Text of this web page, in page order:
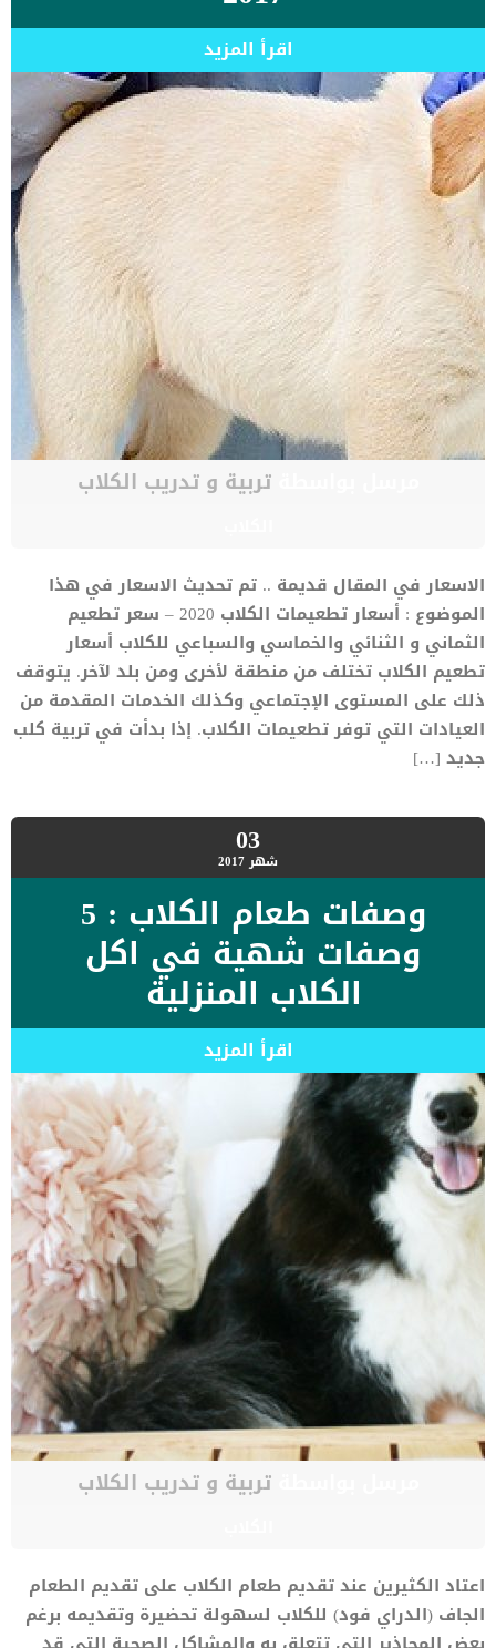
اقرأ المزيد
مرسل بواسطةتربية و تدريب الكلاب
الاسعار في المقال قديمة .. تم تحديث الاسعار في هذا
الموضوع : أسعار تطعيمات الكلاب 2020 – سعر تطعيم
الثماني و الثنائي والخماسي والسباعي للكلاب أسعار
تطعيم الكلاب تختلف من منطقة لأخرى ومن بلد لآخر. يتوقف
ذلك على المستوى الإجتماعي وكذلك الخدمات المقدمة من
العيادات التي توفر تطعيمات الكلاب. إذا بدأت في تربية كلب
جديد […]
03شهر2017
وصفات طعام الكلاب : 5
وصفات شهية في اكل
الكلاب المنزلية
اقرأ المزيد
مرسل بواسطةتربية و تدريب الكلاب
اعتاد الكثيرين عند تقديم طعام الكلاب على تقديم الطعام
الجاف (الدراي فود) للكلاب لسهولة تحضيرة وتقديمه برغم